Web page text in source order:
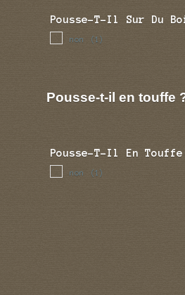
Pousse-T-Il Sur Du
non (1)
Pousse-t-il en touffe
Pousse-T-Il En
non (1)